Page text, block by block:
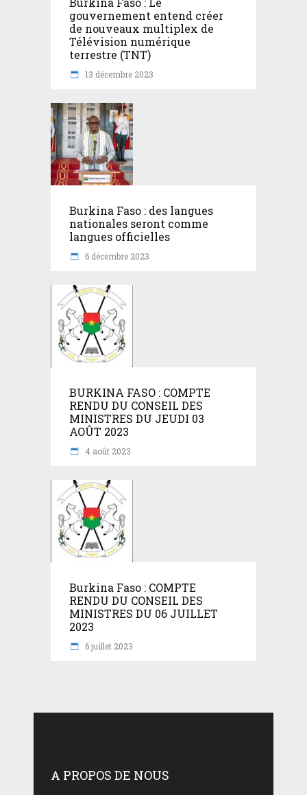
gouvernement entend créer
de nouveaux multiplex de
Télévision numérique
terrestre (TNT)
13 décembre 2023
Burkina Faso : des langues
nationales seront comme
langues officielles
6 décembre 2023
BURKINA FASO : COMPTE
RENDU DU CONSEIL DES
MINISTRES DU JEUDI 03
AOÛT 2023
4 août 2023
Burkina Faso : COMPTE
RENDU DU CONSEIL DES
MINISTRES DU 06 JUILLET
2023
6 juillet 2023
A PROPOS DE NOUS